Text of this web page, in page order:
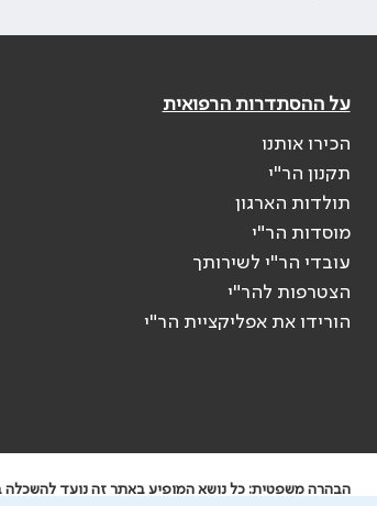
על ההסתדרות הרפואית
הכירו אותנו
תקנון הר"י
תולדות הארגון
מוסדות הר"י
עובדי הר"י לשירותך
הצטרפות להר"י
הורידו את אפליקציית הר"י
הבהרה משפטית: כל נושא המופיע באתר זה נועד להשכלה